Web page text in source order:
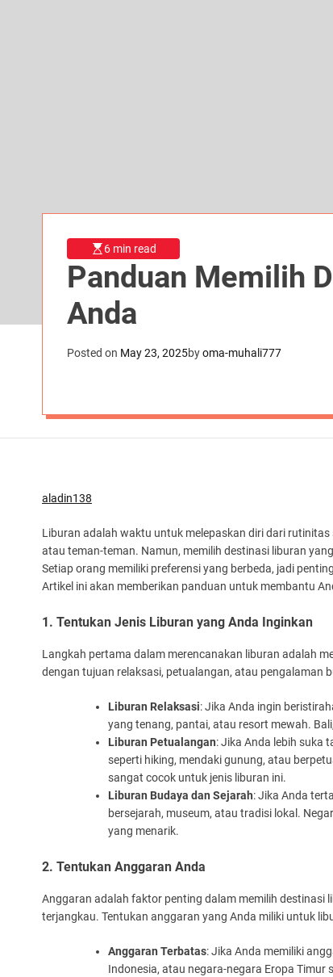
6 min read
Panduan Memilih
Anda
Posted on May 23, 2025byoma-muhali777
aladin138
Liburan adalah waktu untuk melepaskan diri dari
atau teman-teman. Namun, memilih destinasi liburan
Setiap orang memiliki preferensi yang berbeda, jadi
Artikel ini akan memberikan panduan untuk membantu
1. Tentukan Jenis Liburan yang Anda Inginkan
Langkah pertama dalam merencanakan liburan adalah
dengan tujuan relaksasi, petualangan, atau pengalaman
Liburan Relaksasi: Jika Anda ingin
yang tenang, pantai, atau resort mewah.
Liburan Petualangan: Jika Anda lebih suka
seperti hiking, mendaki gunung, atau
sangat cocok untuk jenis liburan ini.
Liburan Budaya dan Sejarah: Jika Anda
bersejarah, museum, atau tradisi lokal.
yang menarik.
2. Tentukan Anggaran Anda
Anggaran adalah faktor penting dalam memilih destinasi
terjangkau. Tentukan anggaran yang Anda miliki untuk
Anggaran Terbatas: Jika Anda memiliki
Indonesia, atau negara-negara Eropa